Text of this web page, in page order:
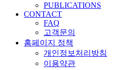
PUBLICATIONS
CONTACT
FAQ
고객문의
홈페이지 정책
개인정보처리방침
이용약관